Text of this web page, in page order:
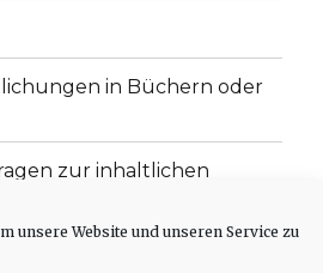
unsere Website und unseren Service zu
in Büchern oder
zur inhaltlichen